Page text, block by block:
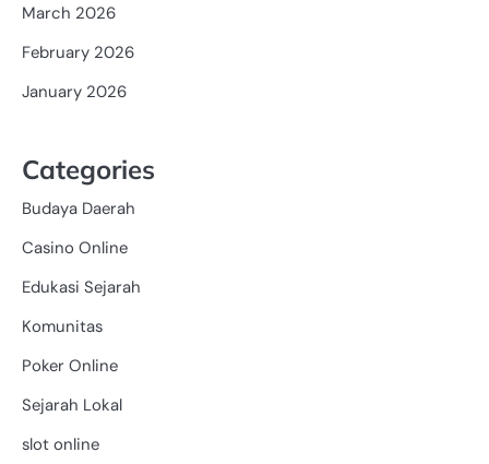
March 2026
February 2026
January 2026
Categories
Budaya Daerah
Casino Online
Edukasi Sejarah
Komunitas
Poker Online
Sejarah Lokal
slot online